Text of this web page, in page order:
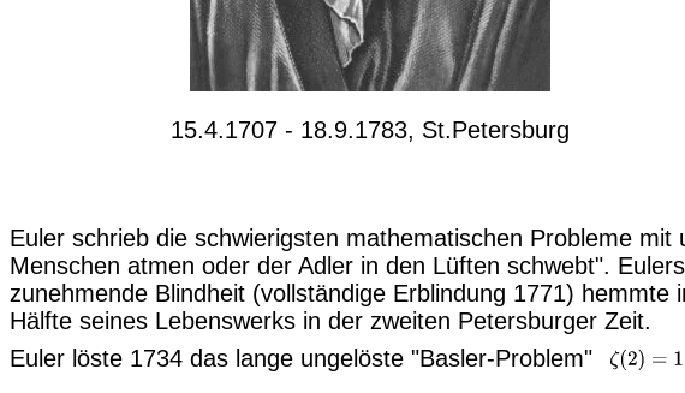
15.4.1707 - 18.9.1783, St.Petersburg
Euler schrieb die schwierigsten mathematischen Probleme
Menschen atmen oder der Adler in den Lüften schwebt".
zunehmende Blindheit (vollständige Erblindung 1771)
Hälfte seines Lebenswerks in der zweiten Petersburger Zeit.
Euler löste 1734 das lange ungelöste "Basler-Problem"